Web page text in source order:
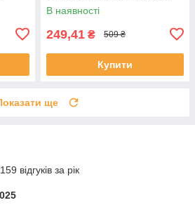
В наявності
249,41 ₴ 509 ₴
Купити
ще
відгуків за рік